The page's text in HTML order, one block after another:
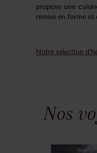
propose une
remise en forme et
Notre sélection
Nos